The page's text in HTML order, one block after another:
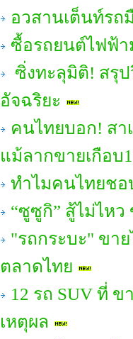
อวสานเต็นท์ร
ซื้อรถยนต์ไฟฟ้า
ซิ่งทะลุมิติ! สรุ
อัจฉริยะ
คนไทยบอก! สา
แม้ลากขายเกือบ
ทำไมคนไทยช
“ซูซูกิ” สู้ไม่ไหว
"รถกระบะ" ขา
ตลาดไทย
12 รถ SUV ที่
เหตุผล